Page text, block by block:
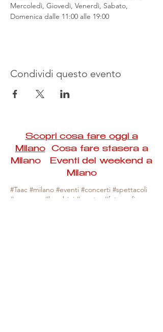
Mercoledì, Giovedì, Venerdì, Sabato,
Domenica dalle 11:00 alle 19:00
Condividi questo evento
Scopri cosa fare oggi a
MilanoCosa fare stasera a
Milano Eventi del weekend a
Milano
#Taac #milano #eventi #concerti #spettacoli
#rassegne #bambini #mostre #fotografia